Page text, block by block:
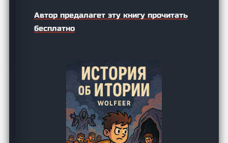
Автор предалагет эту книгу прочитать
бесплатно